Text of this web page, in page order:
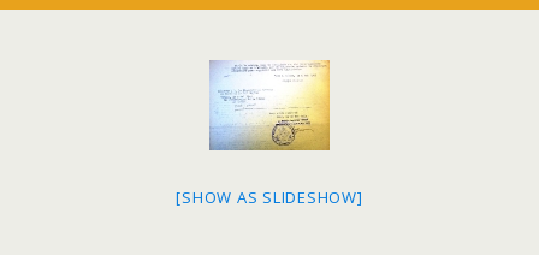
[SHOW AS SLIDESHOW]